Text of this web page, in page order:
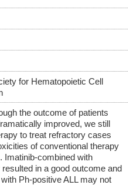
for Hematopoietic Cell
the outcome of patients
improved, we still
to treat refractory cases
of conventional therapy
Imatinib-combined with
in a good outcome and
Ph-positive ALL may not